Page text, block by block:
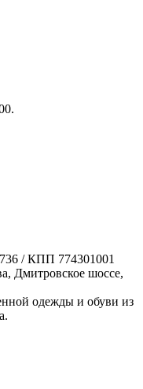
/ КПП 774301001
Дмитровское шоссе,
одежды и обуви из